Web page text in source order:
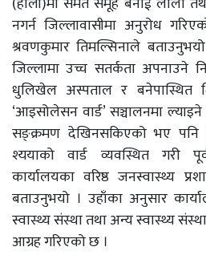
नगर्न जिल्लावासीमा अनुरोध
श्रवणकुमार तिमल्सिनाले
जिल्लामा उच्च सतर्कता अपनाउने
धुलिखेल अस्पताल र बनेपास्थित
‘आइसोलेसन वार्ड’ सञ्चालनमा
सङ्क्रमण देखिनसकिएको भए पनि
श्ययाको वार्ड व्यवस्थित गरी
कार्यालयका वरिष्ठ जनस्वास्थ्य
बताउनुभयो । उहाँका अनुसार
स्वास्थ्य संस्था तथा अन्य स्वास्थ्य
आग्रह गरिएको छ ।